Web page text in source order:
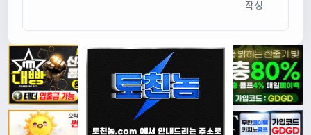
작성